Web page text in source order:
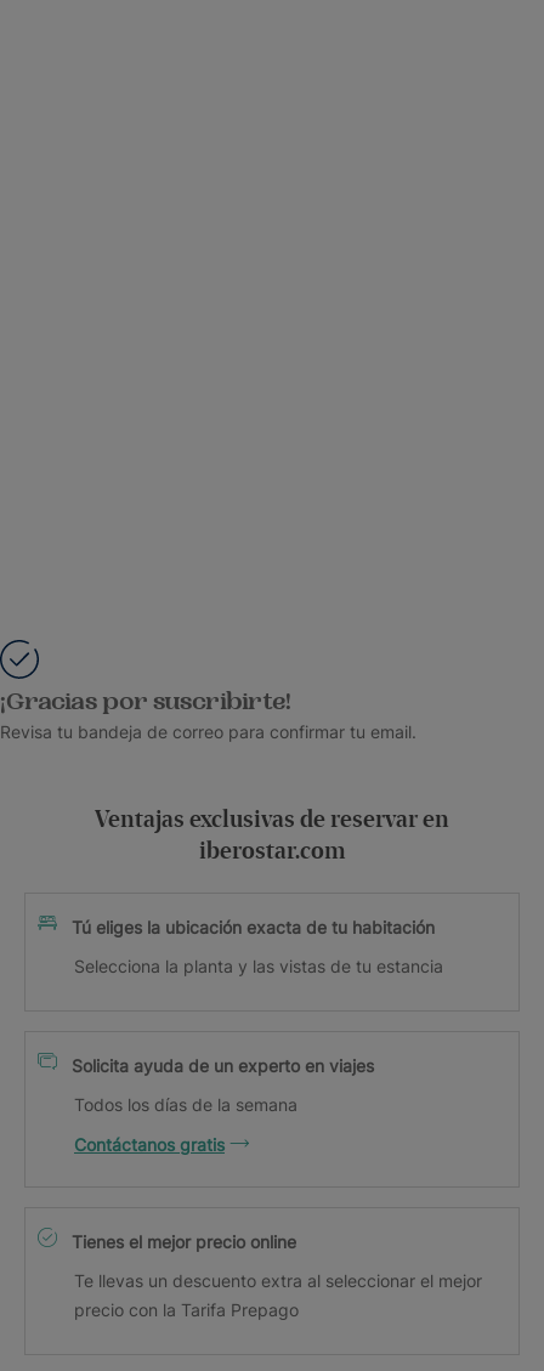
¡Gracias por suscribirte!
Revisa tu bandeja de correo para confirmar tu email.
Ventajas exclusivas de reservar en
iberostar.com
Tú eliges la ubicación exacta de tu habitación
Selecciona la planta y las vistas de tu estancia
Solicita ayuda de un experto en viajes
Todos los días de la semana
Contáctanos gratis
Tienes el mejor precio online
Te llevas un descuento extra al seleccionar el mejor
precio con la Tarifa Prepago